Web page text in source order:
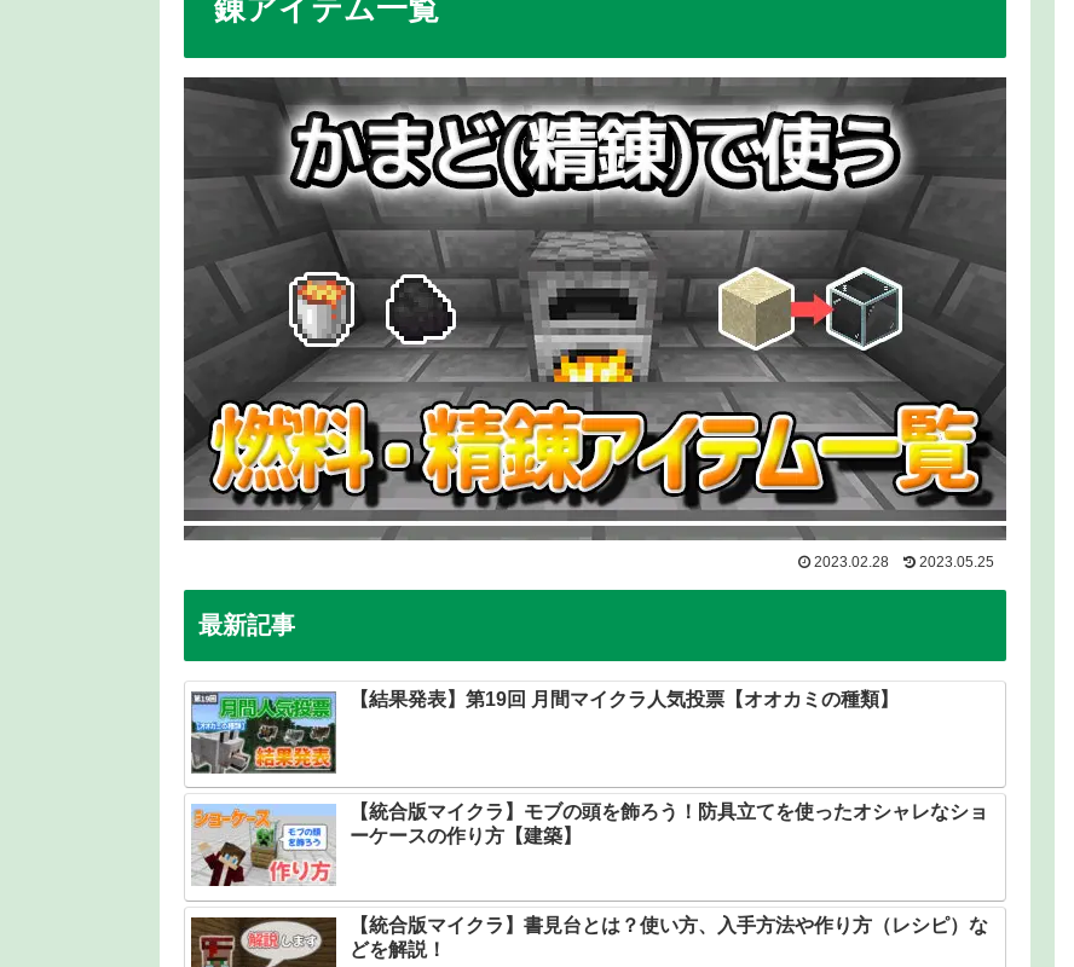
錬アイテム一覧
2023.02.28 2023.05.25
最新記事
【結果発表】第19回 月間マイクラ人気投票【オオカミの種類】
【統合版マイクラ】モブの頭を飾ろう！防具立てを使ったオシャレなショ
ーケースの作り方【建築】
【統合版マイクラ】書見台とは？使い方、入手方法や作り方（レシピ）な
どを解説！